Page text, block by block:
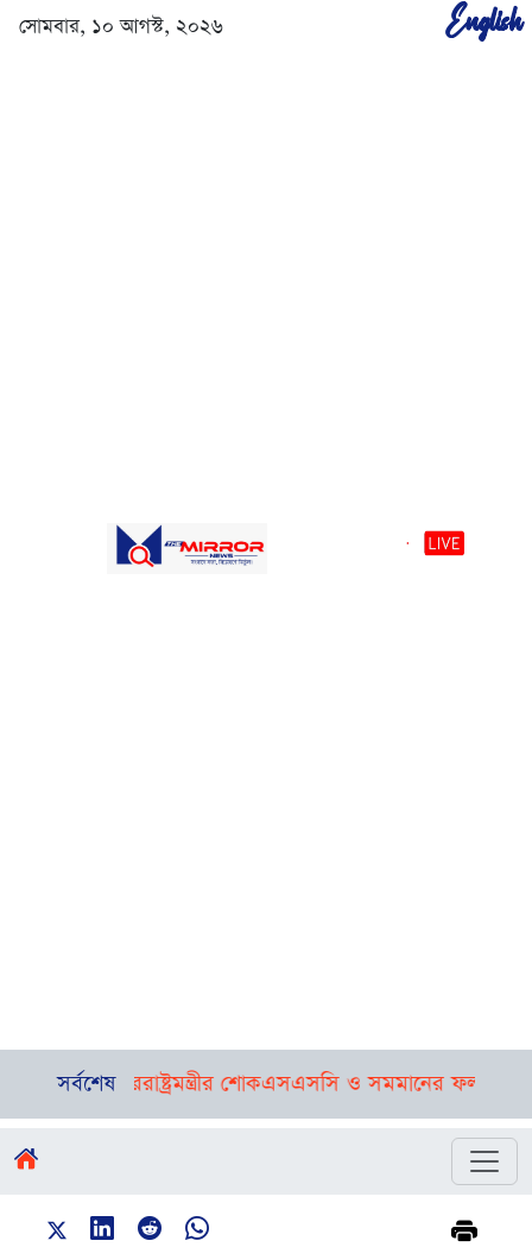
সোমবার, ১০ আগস্ট, ২০২৬ English
সর্বশেষ
পররাষ্ট্রমন্ত্রীর শোকএসএসসি ও সমমানের ফল প্রকাশ,